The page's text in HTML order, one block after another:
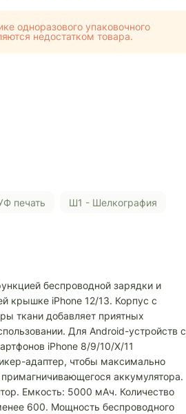
одноразового упаковочного
недостатком товара.
печать Ш1 - Шелкография
беспроводной зарядки и
крышке iPhone 12/13. Корпус с
ткани добавляет приятных
Для Android-устройств с
iPhone 8/9/10/X/11
адаптер, чтобы максимально
аккумулятора.
Емкость: 5000 мАч. Количество
600. Мощность беспроводного